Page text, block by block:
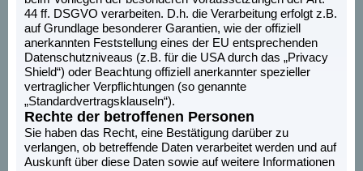
44 ff. DSGVO verarbeiten. D.h. die Verarbeitung erfolgt z.B.
auf Grundlage besonderer Garantien, wie der offiziell
anerkannten Feststellung eines der EU entsprechenden
Datenschutzniveaus (z.B. für die USA durch das „Privacy
Shield“) oder Beachtung offiziell anerkannter spezieller
vertraglicher Verpflichtungen (so genannte
„Standardvertragsklauseln“).
Rechte der betroffenen Personen
Sie haben das Recht, eine Bestätigung darüber zu
verlangen, ob betreffende Daten verarbeitet werden und auf
Auskunft über diese Daten sowie auf weitere Informationen